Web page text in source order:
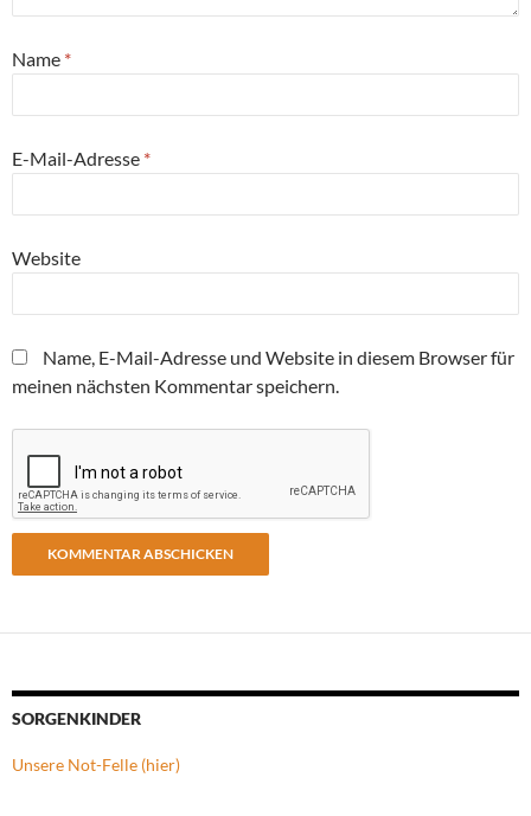
Name *
E-Mail-Adresse *
Website
Name, E-Mail-Adresse und Website in diesem Browser für
meinen nächsten Kommentar speichern.
SORGENKINDER
Unsere Not-Felle (hier)